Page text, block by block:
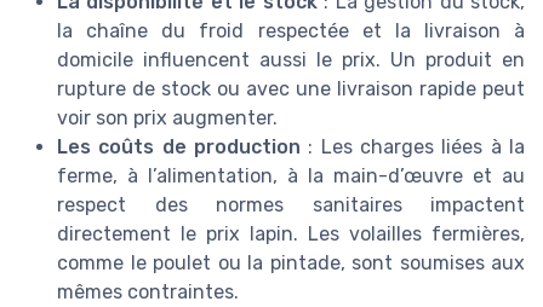
la chaîne du froid respectée et la livraison à
domicile influencent aussi le prix. Un produit en
rupture de stock ou avec une livraison rapide peut
voir son prix augmenter.
Les coûts de production : Les charges liées à la
ferme, à l’alimentation, à la main-d’œuvre et au
respect des normes sanitaires impactent
directement le prix lapin. Les volailles fermières,
comme le poulet ou la pintade, sont soumises aux
mêmes contraintes.